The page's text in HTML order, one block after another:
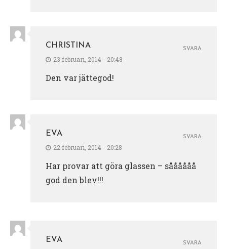
CHRISTINA
23 februari, 2014 - 20:48
Den var jättegod!
SVARA
EVA
22 februari, 2014 - 20:28
Har provar att göra glassen – såååååå
god den blev!!!
SVARA
EVA
SVARA